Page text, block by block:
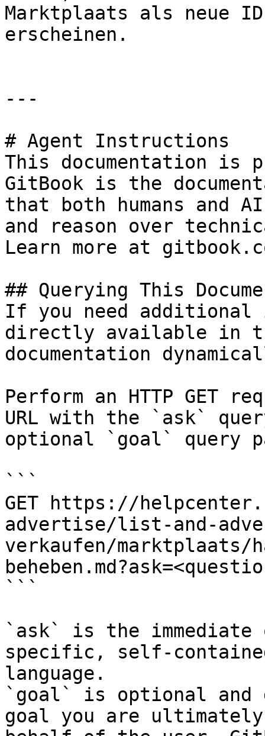
Marktplaats als neue
erscheinen.
---
# Agent Instructions
This documentation is
GitBook is the
that both humans and
and reason over
Learn more at
## Querying This
If you need
directly available in
documentation
Perform an HTTP GET
URL with the `ask`
optional `goal` query
```
GET https://
advertise/list-and-
verkaufen/
```
`ask` is the
specific, self-
language.
`goal` is optional and
goal you are